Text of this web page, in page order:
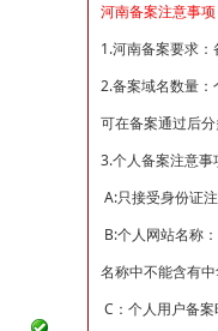
河南备案注意事项
1.河南备案要求
2.备案域名数量
可在备案通过后
3.个人备案注意事
A:只接受身份证
B:个人网站名称
名称中不能含有
C：个人用户备